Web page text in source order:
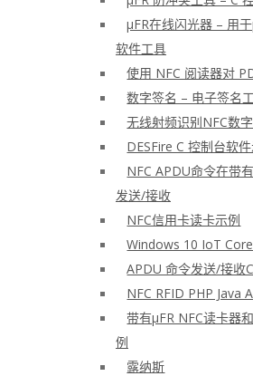
μFR在线闪光器 – 用
软件工具
使用 NFC 阅读器对
数字签名 – 电子签名
无线射频识别NFC数字
DESFire C 控制台软
NFC APDU命令在带
发送/接收
NFC信用卡读卡示例
Windows 10 IoT
APDU 命令发送/接收
NFC RFID PHP Java
带有μFR NFC读卡器
例
露纳斯